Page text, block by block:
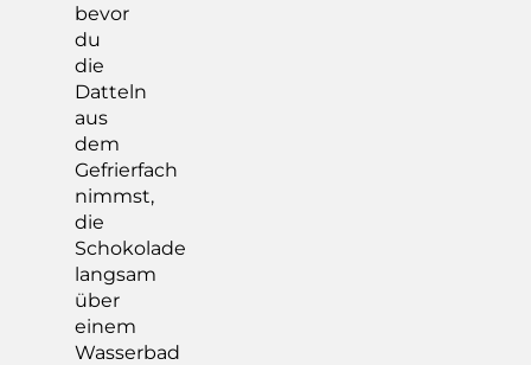
bevor
du
die
Datteln
aus
dem
Gefrierfach
nimmst,
die
Schokolade
langsam
über
einem
Wasserbad